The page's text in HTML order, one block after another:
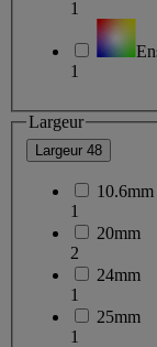
1
1
Largeur
Largeur 48
10.6mm
1
20mm
2
24mm
1
25mm
1